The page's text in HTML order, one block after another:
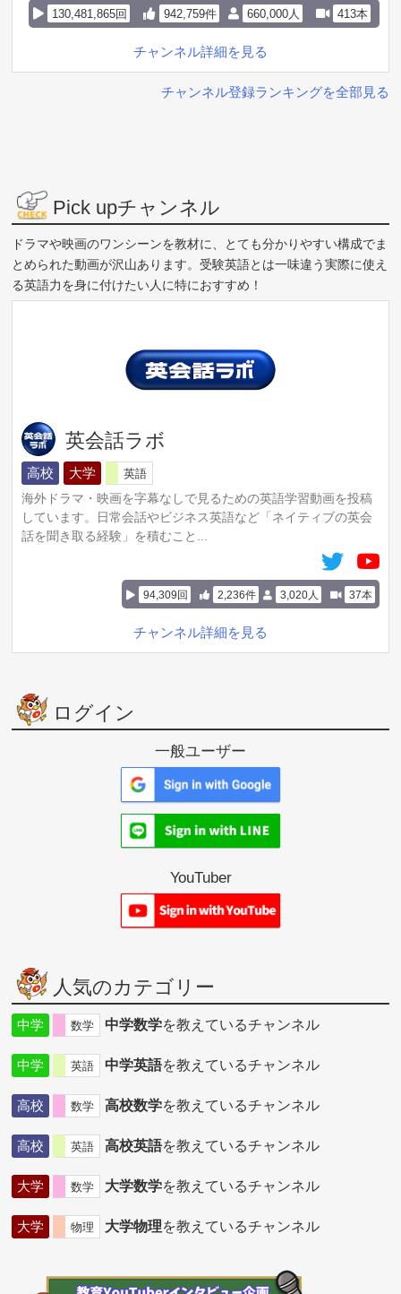
30:32 エンディング
#無料LINE登録で7個の豪華特典
660,000人 413本
130,481,865回 942,759件
チャンネル詳細を見る
チャンネル登録ランキングを全部見る
Pick upチャンネル
ドラマや映画のワンシーンを教材に、とても分かりやすい構成でま
とめられた動画が沢山あります。受験英語とは一味違う実際に使え
る英語力を身に付けたい人に特におすすめ！
英会話ラボ
高校 大学
英語
海外ドラマ・映画を字幕なしで見るための英語学習動画を投稿
しています。日常会話やビジネス英語など「ネイティブの英会
話を聞き取る経験」を積むこと...
3,020人 37本
94,309回 2,236件
チャンネル詳細を見る
ログイン
一般ユーザー
YouTuber
人気のカテゴリー
中学 数学 中学数学を教えているチャンネル
中学 英語 中学英語を教えているチャンネル
高校 数学 高校数学を教えているチャンネル
高校 英語 高校英語を教えているチャンネル
大学 数学 大学数学を教えているチャンネル
大学 物理 大学物理を教えているチャンネル